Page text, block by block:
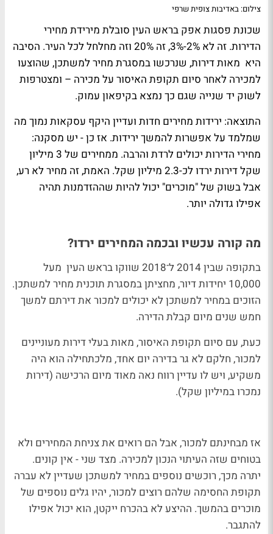
צילום: באדיבות צופית שרפי
שכונת פסגות אפק בראש העין סובלת מירידת מחירי
הדירות. זה לא 2%-3%, זה 20% וזה מחלחל לכל העיר. הסיבה
היא מאות דירות, שנרכשו במסגרת מחיר למשתכן, שהוצעו
למכירה לאחר סיום תקופת האיסור על מכירה – ומצטרפות
לשוק יד שנייה שגם כך נמצא בקיפאון עמוק.
התוצאה: ירידות מחירים חדות ועדיין היקף עסקאות נמוך מה
שמלמד על אפשרות להמשך ירידות. אז כן - יש מסקנה:
מחירי הדירות יכולים לרדת והרבה. ממחירים של 3 מיליון
שקל דירות ירדו לכ-2.3 מיליון שקל. האמת, זה מחיר לא רע,
אבל בשוק של "מוכרים" יכול להיות שההזדמנות תהיה
אפילו גדולה יותר.
מה קורה עכשיו ובכמה המחירים ירדו?
בתקופה שבין 2014 ל־2018 שווקו בראש העין מעל
10,000 יחידות דיור, מחציתן במסגרת תוכנית מחיר למשתכן.
הזוכים במחיר למשתכן לא יכולים למכור את דירתם למשך
חמש שנים מיום קבלת הדירה.
כעת, עם סיום תקופת האיסור, מאות בעלי דירות מעוניינים
למכור, חלקם לא גר בדירה יום אחד, מלכתחילה הוא היה
משקיע, ויש לו עדיין רווח נאה מאוד מיום הרכישה (דירות
נמכרו במיליון שקל).
אז מבחינתם למכור, אבל הם רואים את צניחת המחירים ולא
בטוחים שזה העיתוי הנכון למכירה. מצד שני - אין קונים.
יתרה מכך, רוכשים נוספים במחיר למשתכן שעדיין לא עברה
תקופת החסימה שלהם רוצים למכור, יהיו גלים נוספים של
מוכרים בהמשך. ההיצע לא בהכרח ייקטן, הוא יכול אפילו
להתגבר.